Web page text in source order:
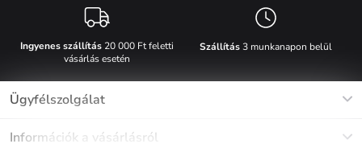
Ingyenes szállítás20 000 Ft feletti
vásárlás esetén
Szállítás3 munkanapon belül
Ügyfélszolgálat
Információk a vásárlásról